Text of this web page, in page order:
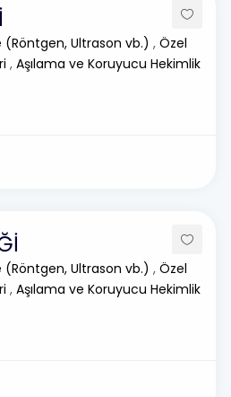
Ultrason vb.) , Özel
, Aşılama ve Koruyucu Hekimlik
Ultrason vb.) , Özel
, Aşılama ve Koruyucu Hekimlik